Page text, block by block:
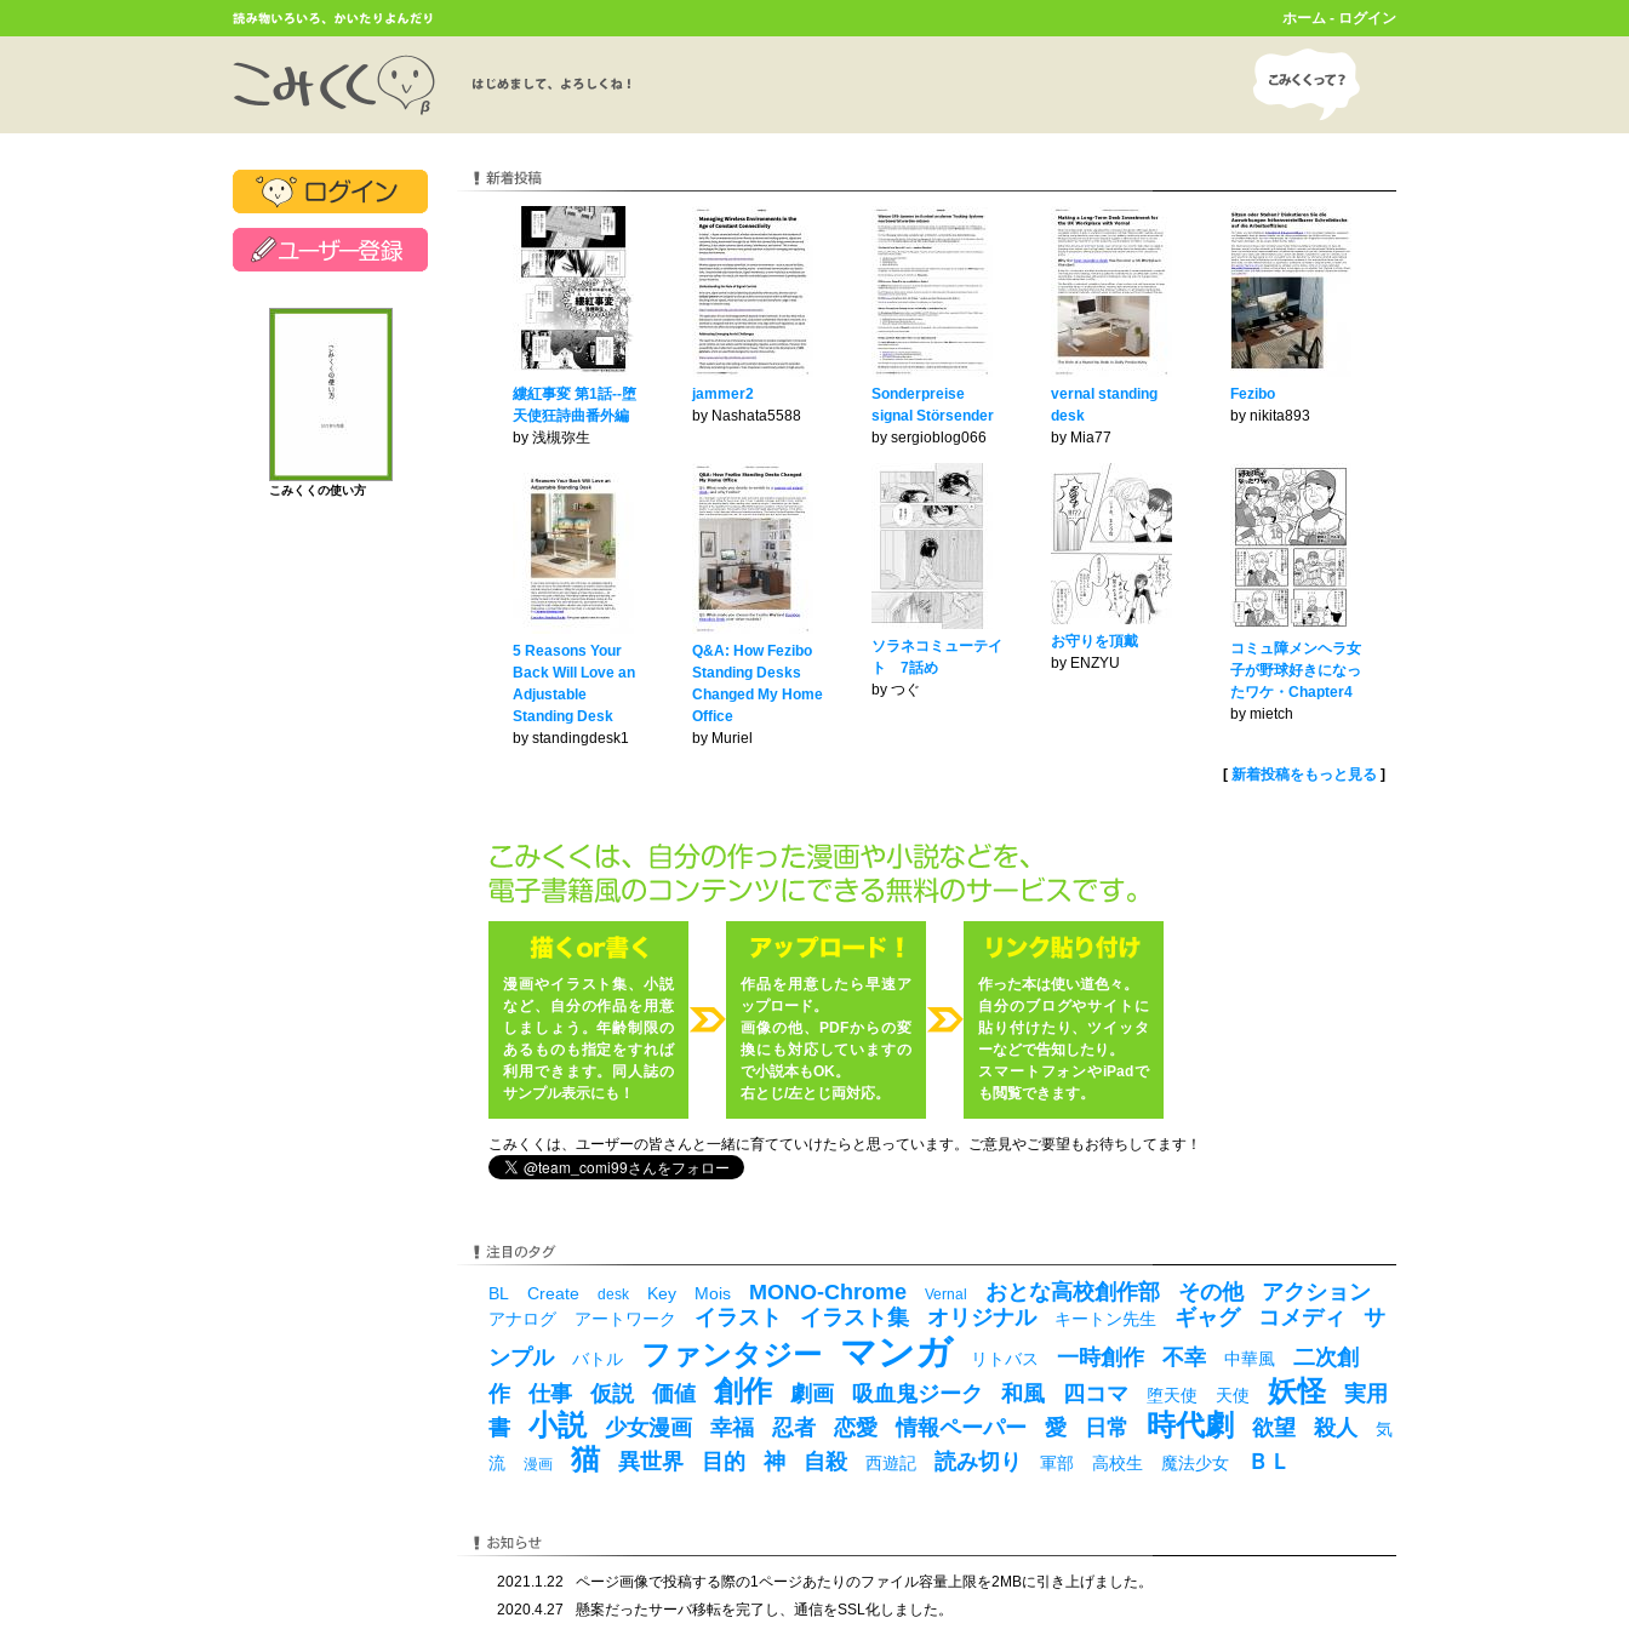
ホーム - ログイン
こみくくの使い方
縷紅事変 第1話--堕
天使狂詩曲番外編
by 浅槻弥生
jammer2
by Nashata5588
Sonderpreise
signal Störsender
by sergioblog066
vernal standing
desk
by Mia77
Fezibo
by nikita893
5 Reasons Your
Back Will Love an
Adjustable
Standing Desk
by standingdesk1
Q&A: How Fezibo
Standing Desks
Changed My Home
Office
by Muriel
ソラネコミューテイ
ト 7話め
by つぐ
お守りを頂戴
by ENZYU
コミュ障メンヘラ女
子が野球好きになっ
たワケ・Chapter4
by mietch
[ 新着投稿をもっと見る ]
漫画やイラスト集、小説
など、自分の作品を用意
しましょう。年齢制限の
あるものも指定をすれば
利用できます。同人誌の
サンプル表示にも！
作品を用意したら早速ア
ップロード。
画像の他、PDFからの変
換にも対応していますの
で小説本もOK。
右とじ/左とじ両対応。
作った本は使い道色々。
自分のブログやサイトに
貼り付けたり、ツイッタ
ーなどで告知したり。
スマートフォンやiPadで
も閲覧できます。
こみくくは、ユーザーの皆さんと一緒に育てていけたらと思っています。ご意見やご要望もお待ちしてます！
BL Create desk Key Mois MONO-Chrome Vernal おとな高校創作部 その他 アクション
アナログ アートワーク イラスト イラスト集 オリジナル キートン先生 ギャグ コメディ
サ
ンプル
バトル ファンタジー マンガ リトバス 一時創作 不幸 中華風
二次創
作
仕事 仮説 価値 創作 劇画 吸血鬼ジーク 和風 四コマ 堕天使 天使 妖怪
実用
書
小説 少女漫画 幸福 忍者 恋愛 情報ペーパー 愛 日常 時代劇 欲望 殺人
気
流
漫画 猫 異世界 目的 神 自殺 西遊記 読み切り 軍部 高校生 魔法少女 ＢＬ
2021.1.22
ページ画像で投稿する際の1ページあたりのファイル容量上限を2MBに引き上げました。
2020.4.27
懸案だったサーバ移転を完了し、通信をSSL化しました。